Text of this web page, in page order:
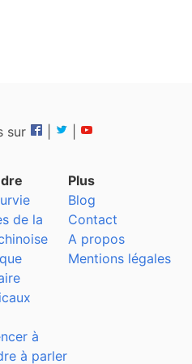
sur
de la
à
à parler
Plus
Blog
Contact
A propos
Mentions légales